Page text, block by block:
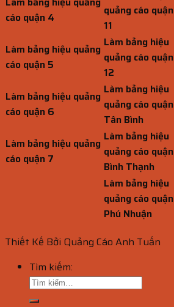
cáo quận 4
quảng cáo quận
11
Làm bảng hiệu quảng
cáo quận 5
Làm bảng hiệu
quảng cáo quận
12
Làm bảng hiệu quảng
cáo quận 6
Làm bảng hiệu
quảng cáo quận
Tân Bình
Làm bảng hiệu quảng
cáo quận 7
Làm bảng hiệu
quảng cáo quận
Bình Thạnh
Làm bảng hiệu
quảng cáo quận
Phú Nhuận
Thiết Kế Bởi Quảng Cáo Anh Tuấn
Tìm kiếm: